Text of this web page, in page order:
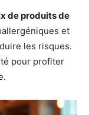
de produits de
et
les risques.
pour profiter